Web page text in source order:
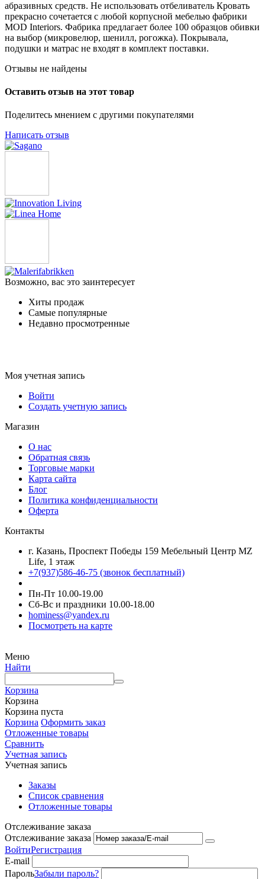
абразивных средств. Не использовать отбеливатель Кровать
прекрасно сочетается с любой корпусной мебелью фабрики
MOD Interiors. Фабрика предлагает более 100 образцов обивки
на выбор (микровелюр, шенилл, рогожка). Покрывала,
подушки и матрас не входят в комплект поставки.
Отзывы не найдены
Оставить отзыв на этот товар
Поделитесь мнением с другими покупателями
Написать отзыв
Возможно, вас это заинтересует
Хиты продаж
Самые популярные
Недавно просмотренные
Моя учетная запись
Войти
Создать учетную запись
Магазин
О нас
Обратная связь
Торговые марки
Карта сайта
Блог
Политика конфиденциальности
Оферта
Контакты
г. Казань, Проспект Победы 159 Мебельный Центр MZ
Life, 1 этаж
+7(937)586-46-75 (звонок бесплатный)
Пн-Пт 10.00-19.00
Сб-Вс и праздники 10.00-18.00
hominess@yandex.ru
Посмотреть на карте
Меню
Найти
Корзина
Корзина
Корзина пуста
Корзина Оформить заказ
Отложенные товары
Сравнить
Учетная запись
Учетная запись
Заказы
Список сравнения
Отложенные товары
Отслеживание заказа
Отслеживание заказа
ВойтиРегистрация
E-mail
ПарольЗабыли пароль?